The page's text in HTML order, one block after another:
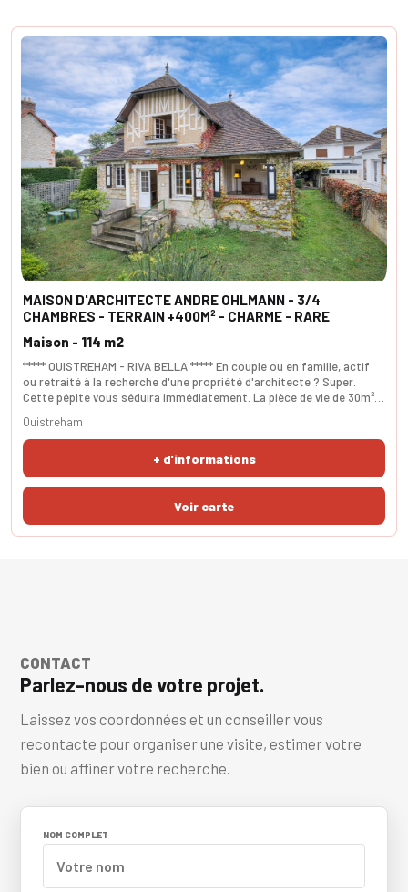
MAISON D'ARCHITECTE ANDRE OHLMANN - 3/4
CHAMBRES - TERRAIN +400M² - CHARME - RARE
***** OUISTREHAM - RIVA BELLA ***** En couple ou en famille, actif
ou retraité à la recherche d'une propriété d'architecte ? Super.
Cette pépite vous séduira immédiatement. La pièce de vie de 30m²
La chambre parentale en rdj dispose de sa propre salle de bain. A
l'étage, vous disposez d'une très belle chambre et d'un grenier. Il est
Maison - 114 m2
+ d'informations
Ouistreham
CONTACT
Parlez-nous de votre projet.
Laissez vos coordonnées et un conseiller vous
recontacte pour organiser une visite, estimer votre
bien ou affiner votre recherche.
NOM COMPLET